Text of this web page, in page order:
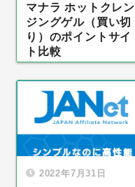
マナラ ホットクレン
ジングゲル（買い切
り）のポイントサイ
ト比較
2022年7月31日